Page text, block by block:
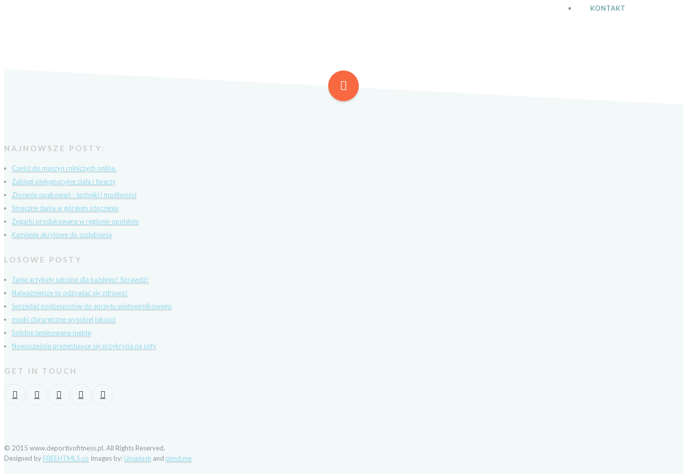
KONTAKT
NAJNOWSZE POSTY:
Części do maszyn rolniczych online.
Zabiegi pielęgnacyjne ciała i twarzy
Złocenie opakowań - techniki i możliwości
Smaczne dania w górskim otoczeniu
Zegarki produkowane w regionie opolskim
Kamienie akrylowe do ozdabiania
LOSOWE POSTY
Tanie artykuły szkolne dla każdego! Sprawdź!
Najważniejsze to odżywiać się zdrowo!
Sprzedaż podzespołów do sprzętu wielowirnikowego
maski chirurgiczne wysokiej jakości
Solidne laminowane meble
Nowocześnie prezentujące się przykrycia na sofy
GET IN TOUCH
© 2015 www.deportivofitness.pl. All Rights Reserved.
Designed by FREEHTML5.co Images by: Unsplash and plmd.me